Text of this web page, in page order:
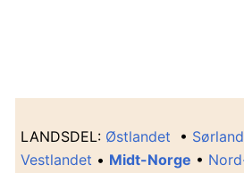
LANDSDEL: Østlandet •
Vestlandet • Midt-Norge •